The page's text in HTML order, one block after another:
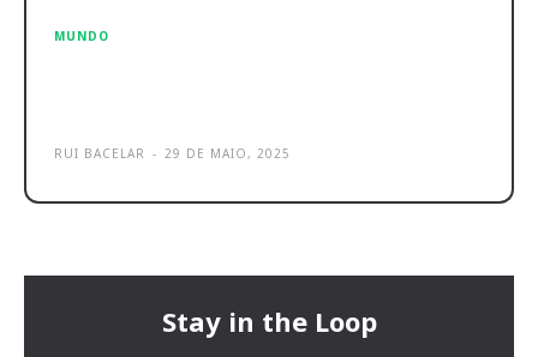
MUNDO
RUI BACELAR - 29 DE MAIO, 2025
Stay in the Loop